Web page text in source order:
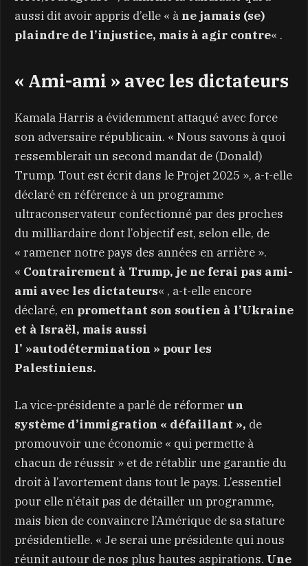
aussi dit avoir appris d’elle « à ne jamais (se)
plaindre de l’injustice, mais à agir contre« .
« Ami-ami » avec les dictateurs
Kamala Harris a évidemment attaqué avec force
son adversaire républicain. « Nous savons à quoi
ressemblerait un second mandat de (Donald)
Trump. Tout est écrit dans le Projet 2025 », a-t-elle
déclaré en référence à un programme
ultraconservateur confectionné par des proches
du milliardaire dont l’objectif est, selon elle, de
« ramener notre pays des années en arrière ».
« Contrairement à Trump, je ne ferai pas ami-
ami avec les dictateurs« , a-t-elle encore
déclaré, en promettant son soutien à l’Ukraine
et à Israël, mais aussi
l’ »autodétermination » pour les
Palestiniens.
La vice-présidente a parlé de réformer un
système d’immigration « défaillant », de
promouvoir une économie « qui permette à
chacun de réussir » et de rétablir une garantie du
droit à l’avortement dans tout le pays. L’essentiel
pour elle n’était pas de détailler un programme,
mais bien de convaincre l’Amérique de sa stature
présidentielle. « Je serai une présidente qui nous
réunit autour de nos plus hautes aspirations. Une